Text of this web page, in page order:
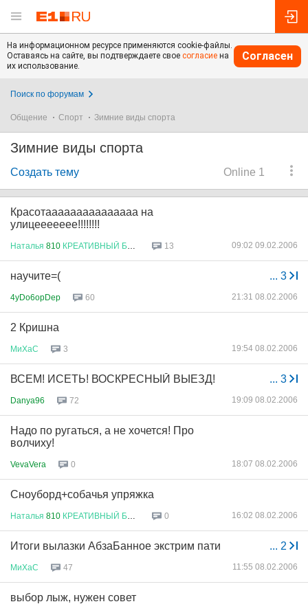
На информационном ресурсе применяются cookie-файлы.
Оставаясь на сайте, вы подтверждаете свое согласие на
их использование.
Согласен
Поиск по форумам
Общение Спорт Зимние виды спорта
Зимние виды спорта
Online 1
Создать тему
Красотааааааааааааааа на
улицеееееее!!!!!!!!
Наталья 810 КРЕАТИВНЫЙ БУХГАЛТ ... 13 09:02 09.02.2006
... 3
научите=(
4yDo6opDep 60 21:31 08.02.2006
2 Кришна
МиХаС 3 19:54 08.02.2006
... 3
ВСЕМ! ИСЕТЬ! ВОСКРЕСНЫЙ ВЫЕЗД!
Danya96 72 19:09 08.02.2006
Надо по ругаться, а не хочется! Про
волчиху!
VevaVera 0 18:07 08.02.2006
Сноуборд+собачья упряжка
Наталья 810 КРЕАТИВНЫЙ БУХГАЛТ ... 0 16:02 08.02.2006
... 2
Итоги вылазки АбзаБанное экстрим пати
МиХаС 47 11:55 08.02.2006
выбор лыж, нужен совет